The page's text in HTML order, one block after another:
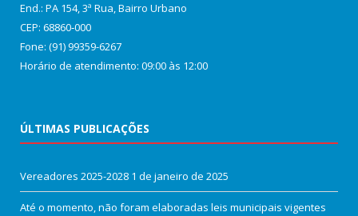
End.: PA 154, 3ª Rua, Bairro Urbano
CEP: 68860‑000
Fone: (91) 99359-6267
Horário de atendimento: 09:00 às 12:00
ÚLTIMAS PUBLICAÇÕES
Vereadores 2025-2028 1 de janeiro de 2025
Até o momento, não foram elaboradas leis municipais vigentes